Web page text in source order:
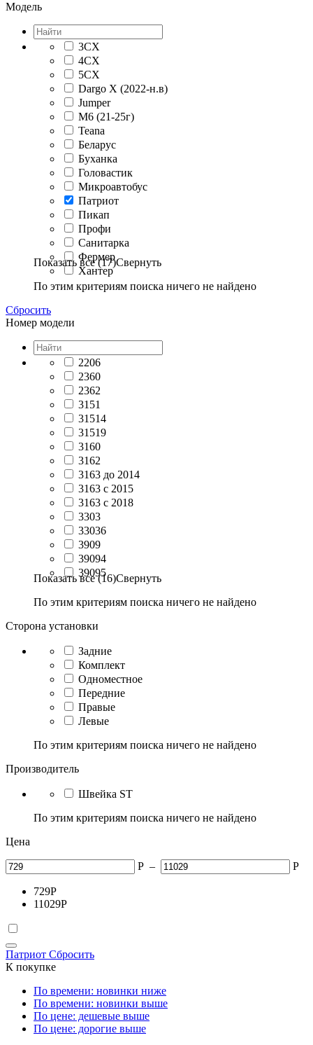
Модель
3CX
4CX
5CX
Dargo X (2022-н.в)
Jumper
M6 (21-25г)
Teana
Беларус
Буханка
Головастик
Микроавтобус
Патриот
Пикап
Профи
Санитарка
Фермер
Хантер
Показать все (17)Свернуть
По этим критериям поиска ничего не найдено
Сбросить
Номер модели
2206
2360
2362
3151
31514
31519
3160
3162
3163 до 2014
3163 с 2015
3163 с 2018
3303
33036
3909
39094
39095
Показать все (16)Свернуть
По этим критериям поиска ничего не найдено
Сторона установки
Задние
Комплект
Одноместное
Передние
Правые
Левые
По этим критериям поиска ничего не найдено
Производитель
Швейка ST
По этим критериям поиска ничего не найдено
Цена
Р – Р
729Р
11029Р
Патриот Сбросить
К покупке
По времени: новинки ниже
По времени: новинки выше
По цене: дешевые выше
По цене: дорогие выше